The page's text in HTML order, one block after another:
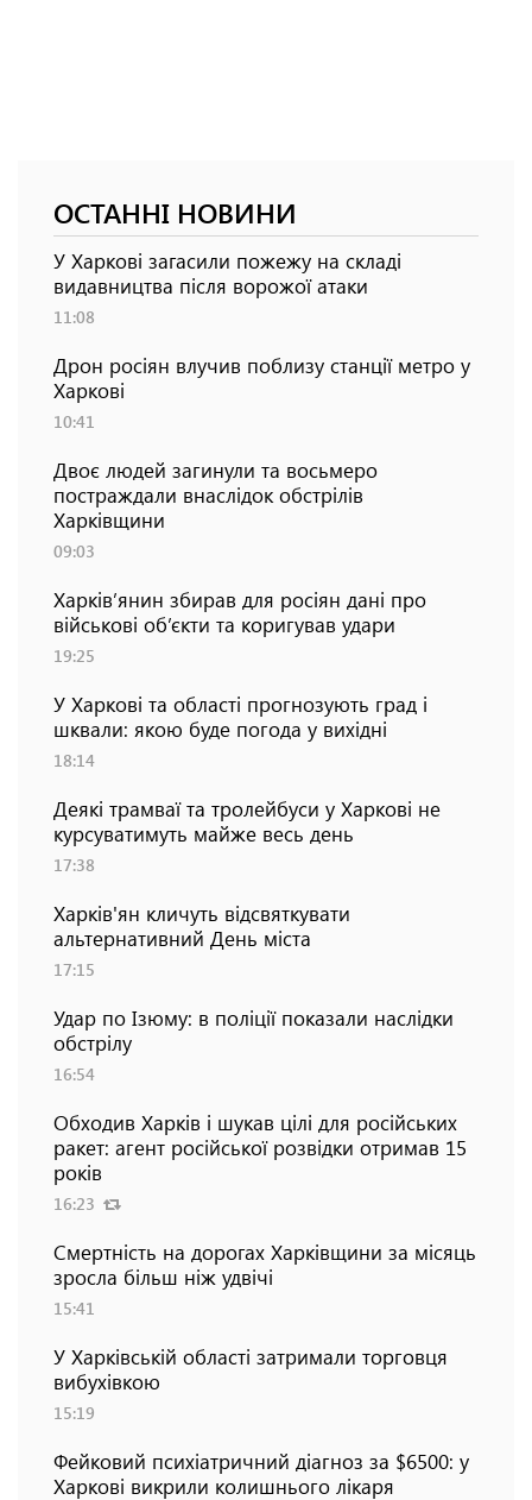
ОСТАННІ НОВИНИ
У Харкові загасили пожежу на складі
видавництва після ворожої атаки
11:08
Дрон росіян влучив поблизу станції метро у
Харкові
10:41
Двоє людей загинули та восьмеро
постраждали внаслідок обстрілів
Харківщини
09:03
Харків’янин збирав для росіян дані про
військові об’єкти та коригував удари
19:25
У Харкові та області прогнозують град і
шквали: якою буде погода у вихідні
18:14
Деякі трамваї та тролейбуси у Харкові не
курсуватимуть майже весь день
17:38
Харків'ян кличуть відсвяткувати
альтернативний День міста
17:15
Удар по Ізюму: в поліції показали наслідки
обстрілу
16:54
Обходив Харків і шукав цілі для російських
ракет: агент російської розвідки отримав 15
років
16:23
Смертність на дорогах Харківщини за місяць
зросла більш ніж удвічі
15:41
У Харківській області затримали торговця
вибухівкою
15:19
Фейковий психіатричний діагноз за $6500: у
Харкові викрили колишнього лікаря